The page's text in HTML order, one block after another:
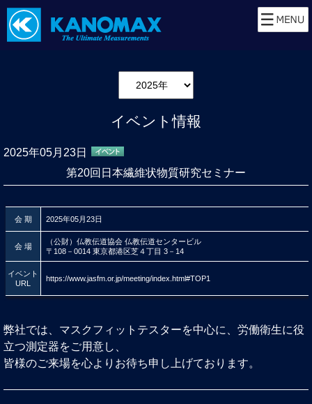
イベント情報
2025年05月23日
第20回日本繊維状物質研究セミナー
会 期 2025年05月23日
会 場
（公財）仏教伝道協会 仏教伝道センタービル
〒108－0014 東京都港区芝４丁目 3－14
イベント
URL
https://www.jasfm.or.jp/meeting/index.html#TOP1
弊社では、マスクフィットテスターを中心に、労働衛生に役
立つ測定器をご用意し、
皆様のご来場を心よりお待ち申し上げております。